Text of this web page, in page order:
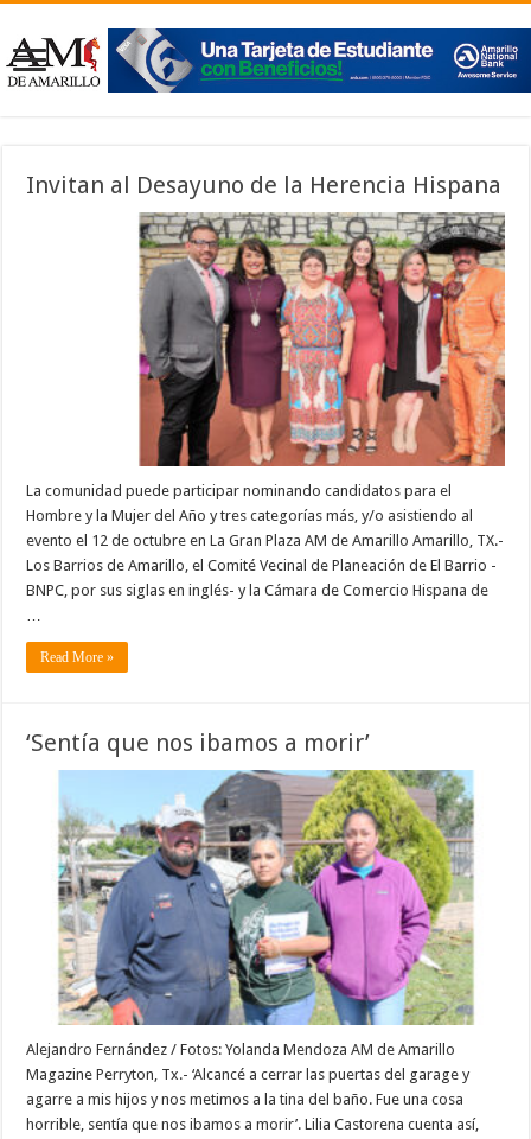
Invitan al Desayuno de la Herencia Hispana
La comunidad puede participar nominando candidatos para el
Hombre y la Mujer del Año y tres categorías más, y/o asistiendo al
evento el 12 de octubre en La Gran Plaza AM de Amarillo Amarillo, TX.-
Los Barrios de Amarillo, el Comité Vecinal de Planeación de El Barrio -
BNPC, por sus siglas en inglés- y la Cámara de Comercio Hispana de
…
Read More »
‘Sentía que nos ibamos a morir’
Alejandro Fernández / Fotos: Yolanda Mendoza AM de Amarillo
Magazine Perryton, Tx.- ‘Alcancé a cerrar las puertas del garage y
agarre a mis hijos y nos metimos a la tina del baño. Fue una cosa
horrible, sentía que nos ibamos a morir’. Lilia Castorena cuenta así,